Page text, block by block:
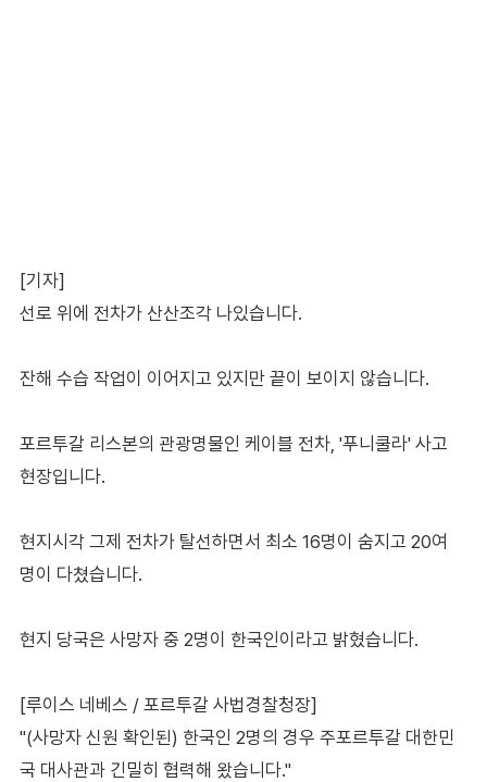
[기자]
선로 위에 전차가 산산조각 나있습니다.
잔해 수습 작업이 이어지고 있지만 끝이 보이지 않습니다.
포르투갈 리스본의 관광명물인 케이블 전차, '푸니쿨라' 사고
현장입니다.
현지시각 그제 전차가 탈선하면서 최소 16명이 숨지고 20여
명이 다쳤습니다.
현지 당국은 사망자 중 2명이 한국인이라고 밝혔습니다.
[루이스 네베스 / 포르투갈 사법경찰청장]
"(사망자 신원 확인된) 한국인 2명의 경우 주포르투갈 대한민
국 대사관과 긴밀히 협력해 왔습니다."